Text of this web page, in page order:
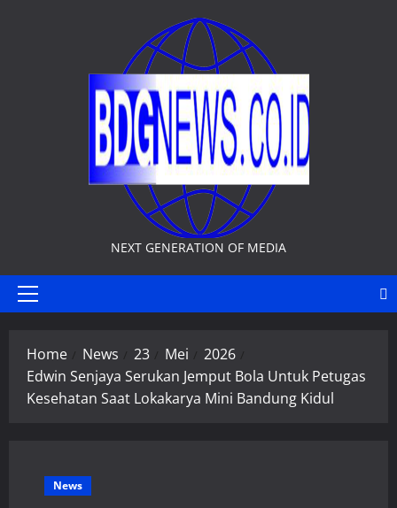
NEXT GENERATION OF MEDIA
Primary
Home News 23 Mei
2026
Edwin Senjaya Serukan Jemput Bola Untuk Petugas
Kesehatan Saat Lokakarya Mini Bandung Kidul
News